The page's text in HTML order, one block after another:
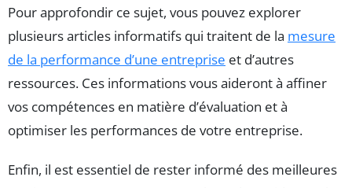
Pour approfondir ce sujet, vous pouvez explorer
plusieurs articles informatifs qui traitent de la mesure
de la performance d’une entreprise et d’autres
ressources. Ces informations vous aideront à affiner
vos compétences en matière d’évaluation et à
optimiser les performances de votre entreprise.
Enfin, il est essentiel de rester informé des meilleures